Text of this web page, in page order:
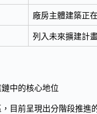
廠房主體建築正
列入未來擴建計
中的核心地位
目前呈現出分階段推進